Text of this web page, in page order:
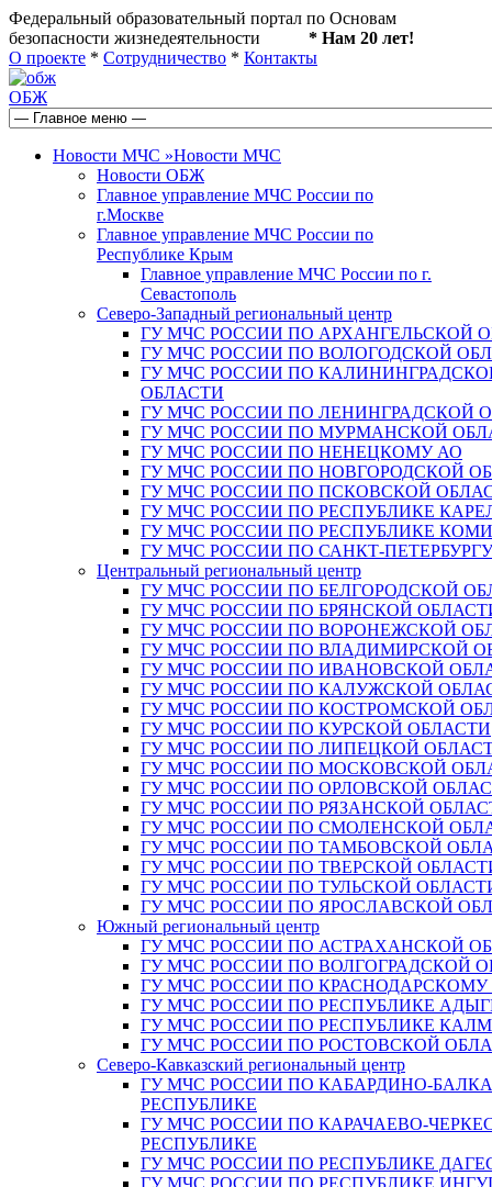
Федеральный образовательный портал по Основам
безопасности жизнедеятельности * Нам 20 лет!
О проекте * Сотрудничество * Контакты
ОБЖ
Новости МЧС »Новости МЧС
Новости ОБЖ
Главное управление МЧС России по
г.Москве
Главное управление МЧС России по
Республике Крым
Главное управление МЧС России по г.
Севастополь
Северо-Западный региональный центр
ГУ МЧС РОССИИ ПО АРХАНГЕЛЬСКОЙ
ГУ МЧС РОССИИ ПО ВОЛОГОДСКОЙ
ГУ МЧС РОССИИ ПО
ОБЛАСТИ
ГУ МЧС РОССИИ ПО ЛЕНИНГРАДСКОЙ
ГУ МЧС РОССИИ ПО МУРМАНСКОЙ
ГУ МЧС РОССИИ ПО НЕНЕЦКОМУ АО
ГУ МЧС РОССИИ ПО НОВГОРОДСКОЙ
ГУ МЧС РОССИИ ПО ПСКОВСКОЙ
ГУ МЧС РОССИИ ПО РЕСПУБЛИКЕ
ГУ МЧС РОССИИ ПО РЕСПУБЛИКЕ КОМИ
ГУ МЧС РОССИИ ПО САНКТ-ПЕТЕРБУРГУ
Центральный региональный центр
ГУ МЧС РОССИИ ПО БЕЛГОРОДСКОЙ
ГУ МЧС РОССИИ ПО БРЯНСКОЙ
ГУ МЧС РОССИИ ПО ВОРОНЕЖСКОЙ
ГУ МЧС РОССИИ ПО ВЛАДИМИРСКОЙ
ГУ МЧС РОССИИ ПО ИВАНОВСКОЙ
ГУ МЧС РОССИИ ПО КАЛУЖСКОЙ
ГУ МЧС РОССИИ ПО КОСТРОМСКОЙ
ГУ МЧС РОССИИ ПО КУРСКОЙ ОБЛАСТИ
ГУ МЧС РОССИИ ПО ЛИПЕЦКОЙ
ГУ МЧС РОССИИ ПО МОСКОВСКОЙ
ГУ МЧС РОССИИ ПО ОРЛОВСКОЙ
ГУ МЧС РОССИИ ПО РЯЗАНСКОЙ
ГУ МЧС РОССИИ ПО СМОЛЕНСКОЙ
ГУ МЧС РОССИИ ПО ТАМБОВСКОЙ
ГУ МЧС РОССИИ ПО ТВЕРСКОЙ
ГУ МЧС РОССИИ ПО ТУЛЬСКОЙ
ГУ МЧС РОССИИ ПО ЯРОСЛАВСКОЙ
Южный региональный центр
ГУ МЧС РОССИИ ПО АСТРАХАНСКОЙ
ГУ МЧС РОССИИ ПО ВОЛГОГРАДСКОЙ
ГУ МЧС РОССИИ ПО
ГУ МЧС РОССИИ ПО РЕСПУБЛИКЕ
ГУ МЧС РОССИИ ПО РЕСПУБЛИКЕ
ГУ МЧС РОССИИ ПО РОСТОВСКОЙ
Северо-Кавказский региональный центр
ГУ МЧС РОССИИ ПО КАБАРДИНО-
РЕСПУБЛИКЕ
ГУ МЧС РОССИИ ПО КАРАЧАЕВО-
РЕСПУБЛИКЕ
ГУ МЧС РОССИИ ПО РЕСПУБЛИКЕ
ГУ МЧС РОССИИ ПО РЕСПУБЛИКЕ